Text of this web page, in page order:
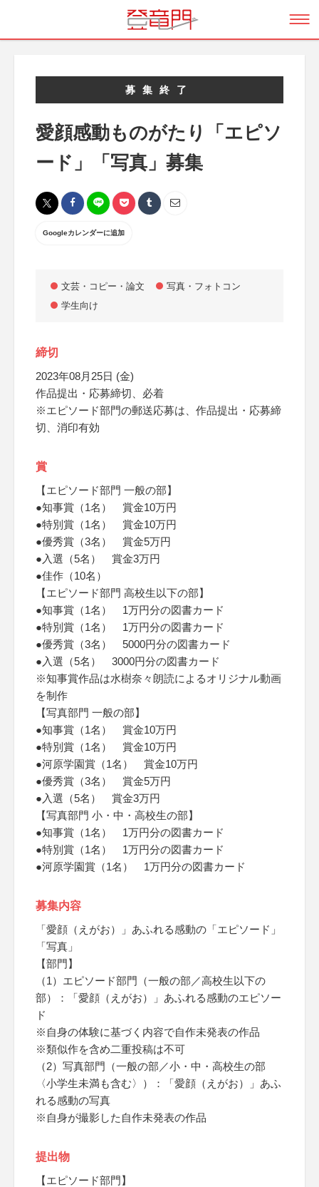
募集終了
愛顔感動ものがたり「エピソ
ード」「写真」募集
Googleカレンダーに追加
文芸・コピー・論文
写真・フォトコン
学生向け
締切
2023年08月25日 (金)
作品提出・応募締切、必着
※エピソード部門の郵送応募は、作品提出・応募締
切、消印有効
賞
【エピソード部門 一般の部】
●知事賞（1名） 賞金10万円
●特別賞（1名） 賞金10万円
●優秀賞（3名） 賞金5万円
●入選（5名） 賞金3万円
●佳作（10名）
【エピソード部門 高校生以下の部】
●知事賞（1名） 1万円分の図書カード
●特別賞（1名） 1万円分の図書カード
●優秀賞（3名） 5000円分の図書カード
●入選（5名） 3000円分の図書カード
※知事賞作品は水樹奈々朗読によるオリジナル動画
を制作
【写真部門 一般の部】
●知事賞（1名） 賞金10万円
●特別賞（1名） 賞金10万円
●河原学園賞（1名） 賞金10万円
●優秀賞（3名） 賞金5万円
●入選（5名） 賞金3万円
【写真部門 小・中・高校生の部】
●知事賞（1名） 1万円分の図書カード
●特別賞（1名） 1万円分の図書カード
●河原学園賞（1名） 1万円分の図書カード
募集内容
「愛顔（えがお）」あふれる感動の「エピソード」
「写真」
【部門】
（1）エピソード部門（一般の部／高校生以下の
部）：「愛顔（えがお）」あふれる感動のエピソー
ド
※自身の体験に基づく内容で自作未発表の作品
※類似作を含め二重投稿は不可
（2）写真部門（一般の部／小・中・高校生の部
〈小学生未満も含む〉）：「愛顔（えがお）」あふ
れる感動の写真
※自身が撮影した自作未発表の作品
提出物
【エピソード部門】